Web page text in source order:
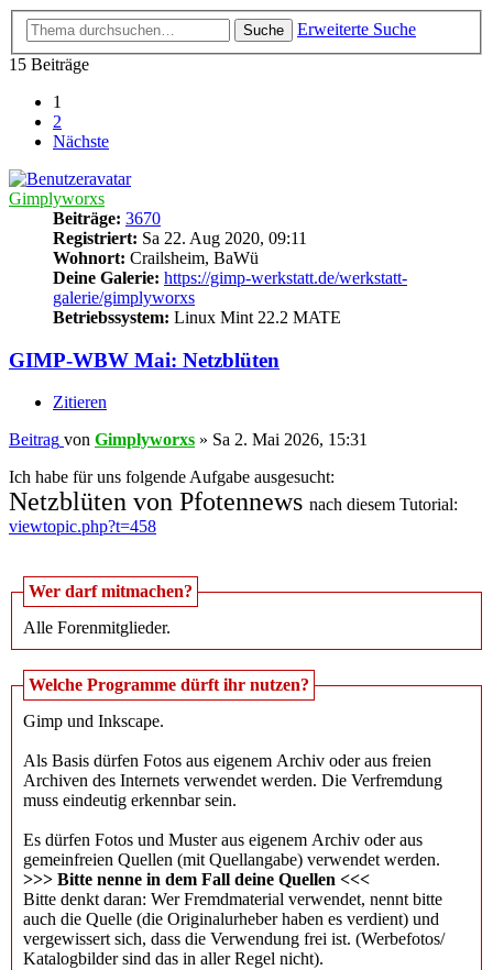
Suche
Erweiterte Suche
15 Beiträge
1
2
Nächste
Gimplyworxs
Beiträge: 3670
Registriert: Sa 22. Aug 2020, 09:11
Wohnort: Crailsheim, BaWü
Deine Galerie: https://gimp-werkstatt.de/werkstatt-
galerie/gimplyworxs
Betriebssystem: Linux Mint 22.2 MATE
GIMP-WBW Mai: Netzblüten
Zitieren
Beitrag von Gimplyworxs » Sa 2. Mai 2026, 15:31
Ich habe für uns folgende Aufgabe ausgesucht:
Netzblüten von Pfotennews nach diesem Tutorial:
viewtopic.php?t=458
Wer darf mitmachen?
Alle Forenmitglieder.
Welche Programme dürft ihr nutzen?
Gimp und Inkscape.
Als Basis dürfen Fotos aus eigenem Archiv oder aus freien
Archiven des Internets verwendet werden. Die Verfremdung
muss eindeutig erkennbar sein.
Es dürfen Fotos und Muster aus eigenem Archiv oder aus
gemeinfreien Quellen (mit Quellangabe) verwendet werden.
>>> Bitte nenne in dem Fall deine Quellen <<<
Bitte denkt daran: Wer Fremdmaterial verwendet, nennt bitte
auch die Quelle (die Originalurheber haben es verdient) und
vergewissert sich, dass die Verwendung frei ist. (Werbefotos/
Katalogbilder sind das in aller Regel nicht).